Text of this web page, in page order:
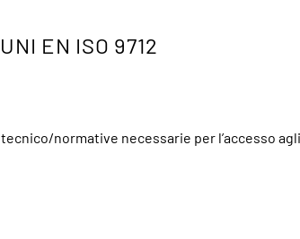
EN ISO 9712
normative necessarie per l’accesso